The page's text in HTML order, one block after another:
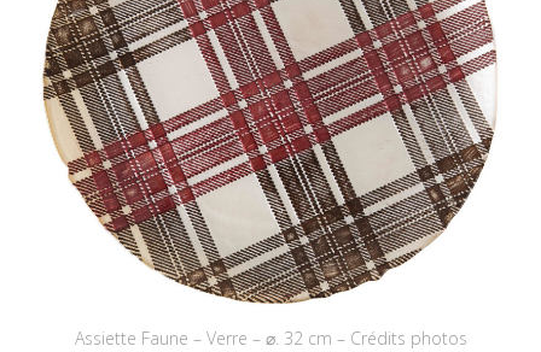
Assiette Faune – Verre – ⌀. 32 cm – Crédits photos